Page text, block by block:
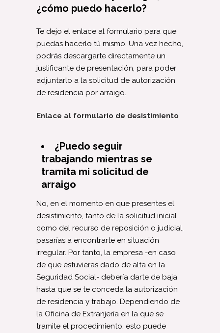
¿cómo puedo hacerlo?
Te dejo el enlace al formulario para que
puedas hacerlo tú mismo. Una vez hecho,
podrás descargarte directamente un
justificante de presentación, para poder
adjuntarlo a la solicitud de autorización
de residencia por arraigo.
Enlace al formulario de desistimiento
¿Puedo seguir
trabajando mientras se
tramita mi solicitud de
arraigo
No, en el momento en que presentes el
desistimiento, tanto de la solicitud inicial
como del recurso de reposición o judicial,
pasarías a encontrarte en situación
irregular. Por tanto, la empresa -en caso
de que estuvieras dado de alta en la
Seguridad Social- debería darte de baja
hasta que se te conceda la autorización
de residencia y trabajo. Dependiendo de
la Oficina de Extranjería en la que se
tramite el procedimiento, esto puede